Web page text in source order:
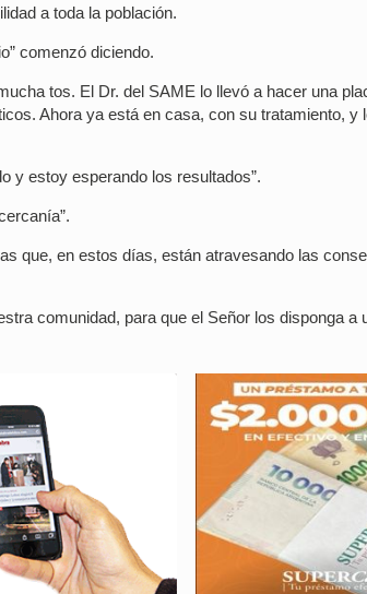
a toda la población.
comenzó diciendo.
tos. El Dr. del SAME lo llevó a hacer una
Ahora ya está en casa, con su tratamiento, y
y estoy esperando los resultados”.
que, en estos días, están atravesando las
comunidad, para que el Señor los disponga a